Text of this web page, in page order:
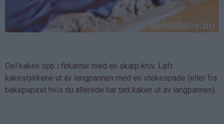
Del kaken opp i firkanter med en skarp kniv. Løft
kakestykkene ut av langpannen med en stekespade (eller fra
bakepapiret hvis du allerede har tatt kaken ut av langpannen).